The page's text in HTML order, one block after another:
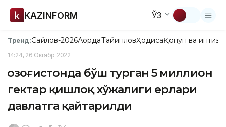
KAZINFORM ЎЗ
Тренд:Сайлов-2026АқордаТайинловҲодисаҚонун ва
14:24, 26 Октябр 2022
Қозоғистонда бўш турган 5 миллион
гектар қишлоқ хўжалиги ерлари
давлатга қайтарилди